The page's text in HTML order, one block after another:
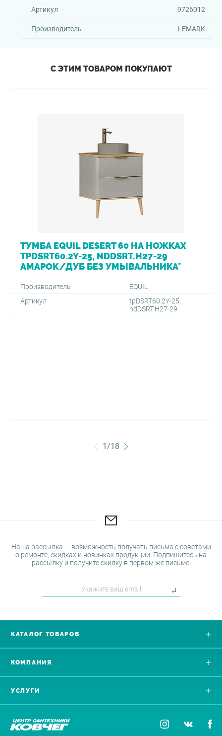
Артикул 9726012
Производитель LEMARK
С ЭТИМ ТОВАРОМ ПОКУПАЮТ
ТУМБА EQUIL DESERT 60 НА НОЖКАХ
TPDSRT60.2Y-25, NDDSRT.H27-29
АМАРОК/ДУБ БЕЗ УМЫВАЛЬНИКА*
Производитель
EQUIL
Артикул
tpDSRT60.2Y-25,
ndDSRT.H27-29
1/18
Наша рассылка — возможность получать письма с советами
о ремонте, скидках и новинках продукции. Подпишитесь на
рассылку и получите скидку в первом же письме!
КАТАЛОГ ТОВАРОВ
УСЛУГИ
КОМПАНИЯ